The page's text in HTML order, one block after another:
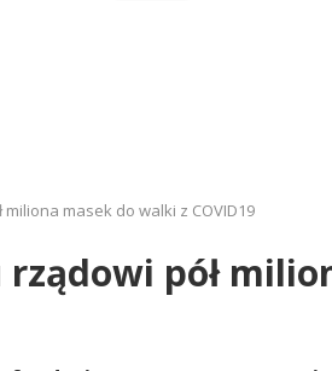
masek do walki z COVID19
pół